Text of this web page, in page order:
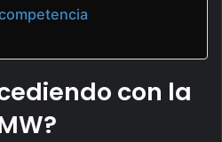
con la